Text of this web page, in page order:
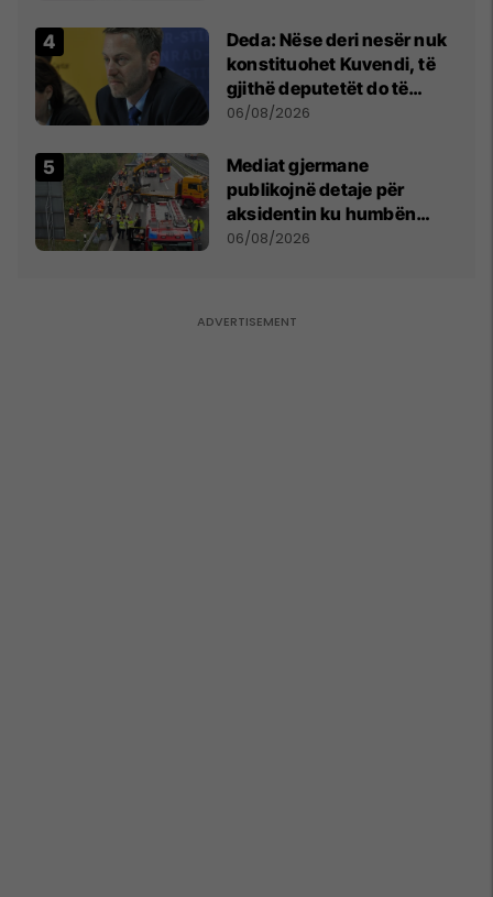
Deda: Nëse deri nesër nuk
konstituohet Kuvendi, të
gjithë deputetët do të
bëjnë shkelje të rëndë
06/08/2026
Mediat gjermane
publikojnë detaje për
aksidentin ku humbën
jetën tre mërgimtarë nga
06/08/2026